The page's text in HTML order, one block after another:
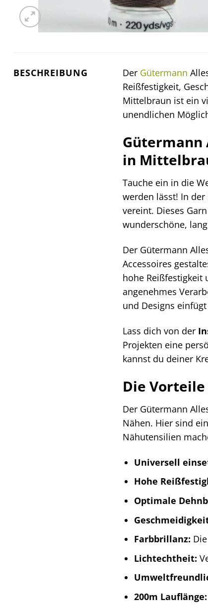
BESCHREIBUNG Der Gütermann
Reißfestigkeit,
Mittelbraun ist ein
unendlichen
Gütermann
in
Tauche ein in die
werden lässt! In
vereint. Dieses
wunderschöne,
Der Gütermann
Accessoires
hohe Reißfestigkeit
angenehmes
und Designs
Lass dich von der
Projekten eine
kannst du deiner
Die
Der Gütermann
Nähen. Hier sind
Nähutensilien
Universell
Hohe
Optimale
Farbbrillanz:
Lichtechtheit:
200m Lauflänge: